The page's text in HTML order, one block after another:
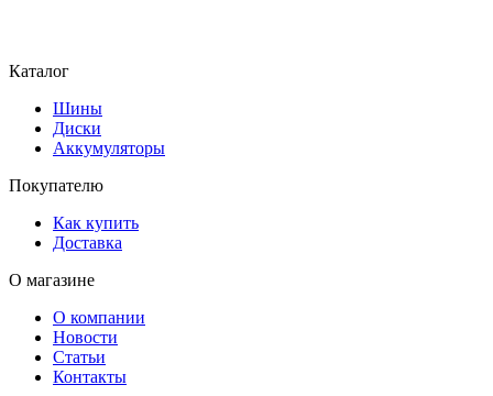
Каталог
Шины
Диски
Аккумуляторы
Покупателю
Как купить
Доставка
О магазине
О компании
Новости
Статьи
Контакты